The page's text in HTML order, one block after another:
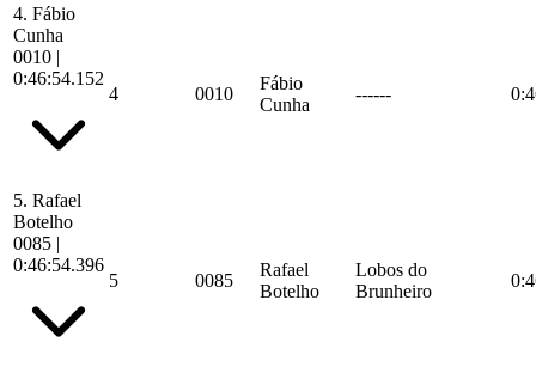
4. Fábio
Cunha
0010 |
0:46:54.152
4 0010
Fábio
Cunha
------
5. Rafael
Botelho
0085 |
0:46:54.396
5 0085
Rafael
Botelho
Lobos do
Brunheiro